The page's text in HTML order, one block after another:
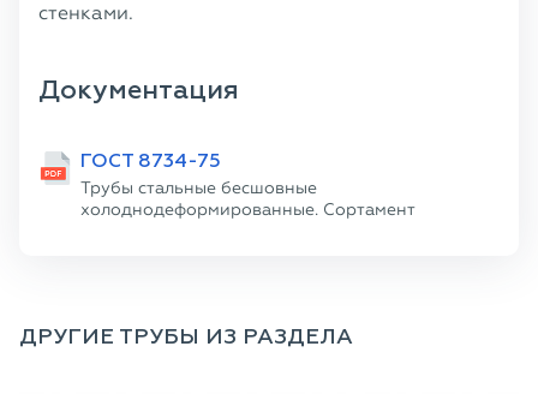
стенками.
Документация
ГОСТ 8734-75
Трубы стальные бесшовные
холоднодеформированные. Сортамент
ДРУГИЕ ТРУБЫ ИЗ РАЗДЕЛА